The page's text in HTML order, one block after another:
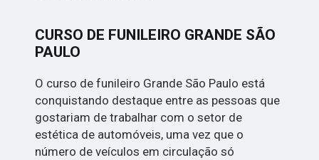
CURSO DE FUNILEIRO GRANDE SÃO
PAULO
O curso de funileiro Grande São Paulo está
conquistando destaque entre as pessoas que
gostariam de trabalhar com o setor de
estética de automóveis, uma vez que o
número de veículos em circulação só